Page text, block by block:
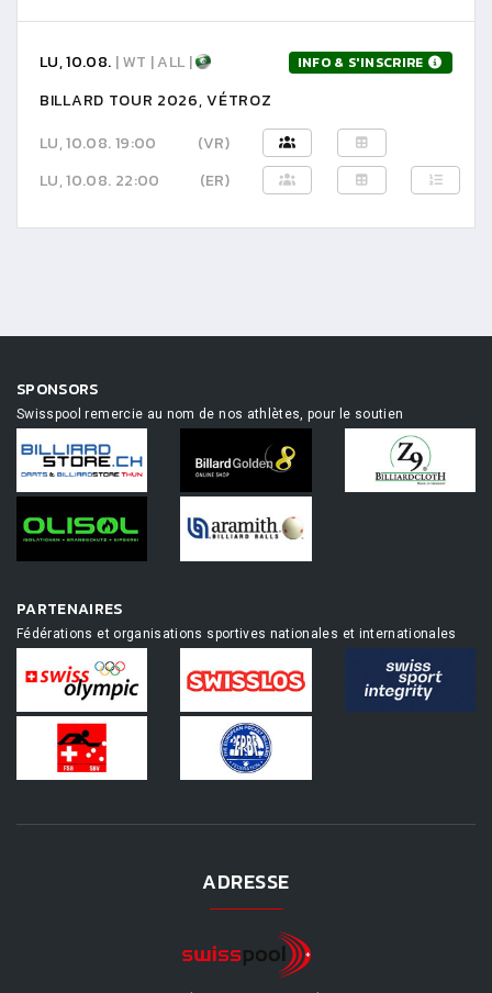
LU, 10.08. | WT | ALL | INFO & S'INSCRIRE
BILLARD TOUR 2026, VÉTROZ
LU, 10.08. 19:00
(VR)
LU, 10.08. 22:00
(ER)
SPONSORS
Swisspool remercie au nom de nos athlètes, pour le soutien
PARTENAIRES
Fédérations et organisations sportives nationales et internationales
ADRESSE